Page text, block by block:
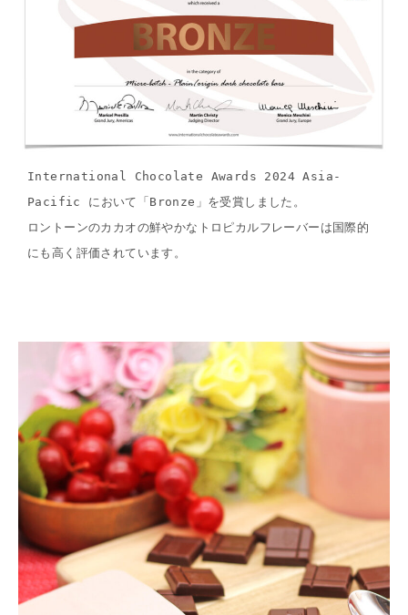
International Chocolate Awards 2024 Asia-
Pacific において「Bronze」を受賞しました。
ロントーンのカカオの鮮やかなトロピカルフレーバーは国際的
にも高く評価されています。